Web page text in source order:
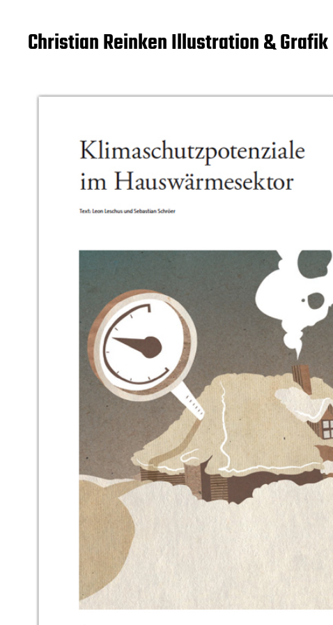
Christian Reinken Illustration & Grafik